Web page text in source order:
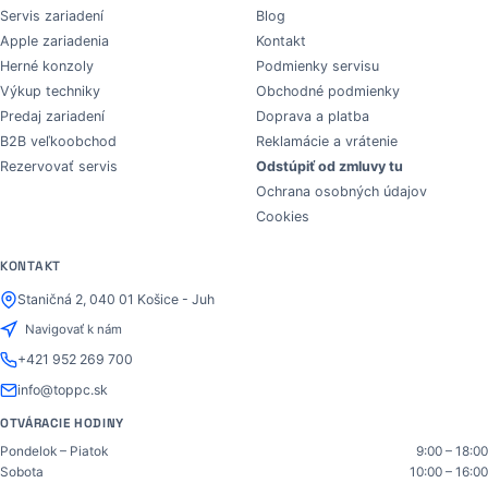
Servis zariadení
Apple zariadenia
Herné konzoly
Výkup techniky
Predaj zariadení
B2B veľkoobchod
Rezervovať servis
Blog
Kontakt
Podmienky servisu
Obchodné podmienky
Doprava a platba
Reklamácie a vrátenie
Odstúpiť od zmluvy tu
Ochrana osobných údajov
Cookies
KONTAKT
Staničná 2, 040 01 Košice - Juh
Navigovať k nám
+421 952 269 700
info@toppc.sk
OTVÁRACIE HODINY
Pondelok – Piatok
9:00 – 18:00
Sobota
10:00 – 16:00